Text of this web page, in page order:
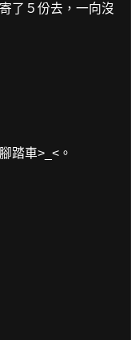
了５份去，一向沒
踏車>_<。